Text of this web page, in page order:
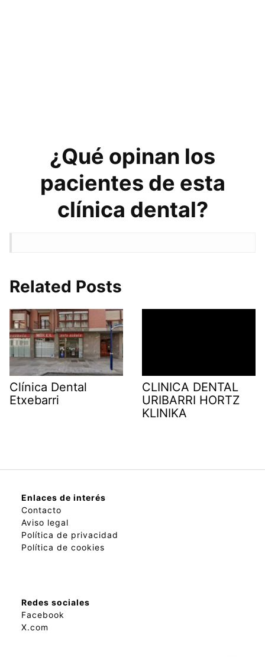
¿Qué opinan los
pacientes de esta
clínica dental?
Related Posts
Clínica Dental
Etxebarri
CLINICA DENTAL
URIBARRI HORTZ
KLINIKA
Enlaces de interés
Contacto
Aviso legal
Política de privacidad
Política de cookies
Redes sociales
Facebook
X.com